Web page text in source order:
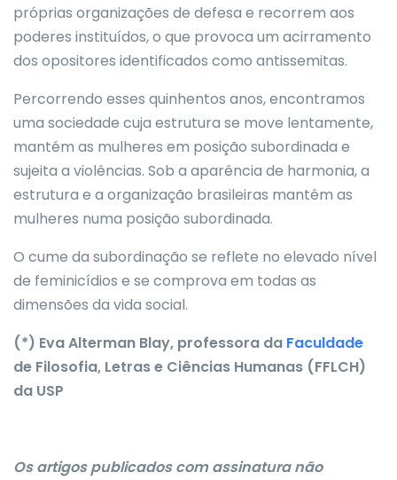
próprias organizações de defesa e recorrem aos
poderes instituídos, o que provoca um acirramento
dos opositores identificados como antissemitas.
Percorrendo esses quinhentos anos, encontramos
uma sociedade cuja estrutura se move lentamente,
mantém as mulheres em posição subordinada e
sujeita a violências. Sob a aparência de harmonia, a
estrutura e a organização brasileiras mantêm as
mulheres numa posição subordinada.
O cume da subordinação se reflete no elevado nível
de feminicídios e se comprova em todas as
dimensões da vida social.
(*) Eva Alterman Blay, professora da Faculdade
de Filosofia, Letras e Ciências Humanas (FFLCH)
da USP
Os artigos publicados com assinatura não